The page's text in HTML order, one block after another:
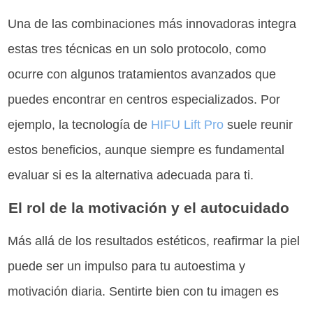
Una de las combinaciones más innovadoras integra
estas tres técnicas en un solo protocolo, como
ocurre con algunos tratamientos avanzados que
puedes encontrar en centros especializados. Por
ejemplo, la tecnología de HIFU Lift Pro suele reunir
estos beneficios, aunque siempre es fundamental
evaluar si es la alternativa adecuada para ti.
El rol de la motivación y el autocuidado
Más allá de los resultados estéticos, reafirmar la piel
puede ser un impulso para tu autoestima y
motivación diaria. Sentirte bien con tu imagen es